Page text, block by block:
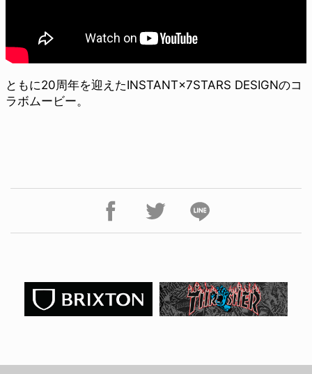
ともに20周年を迎えたINSTANT×7STARS DESIGNのコ
ラボムービー。